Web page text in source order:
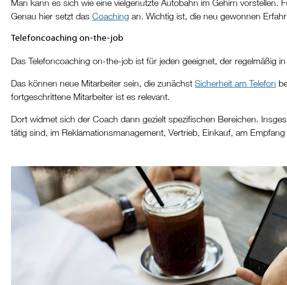
Man kann es sich wie eine vielgenutzte Autobahn im Gehirn
Genau hier setzt das Coaching an. Wichtig ist, die neu gewonnen
Telefoncoaching on-the-job
Das Telefoncoaching on-the-job ist für jeden geeignet, der regelmäßig
Das können neue Mitarbeiter sein, die zunächst Sicherheit am Telefon
fortgeschrittene Mitarbeiter ist es relevant.
Dort widmet sich der Coach dann gezielt spezifischen Bereichen.
tätig sind, im Reklamationsmanagement, Vertrieb, Einkauf, am